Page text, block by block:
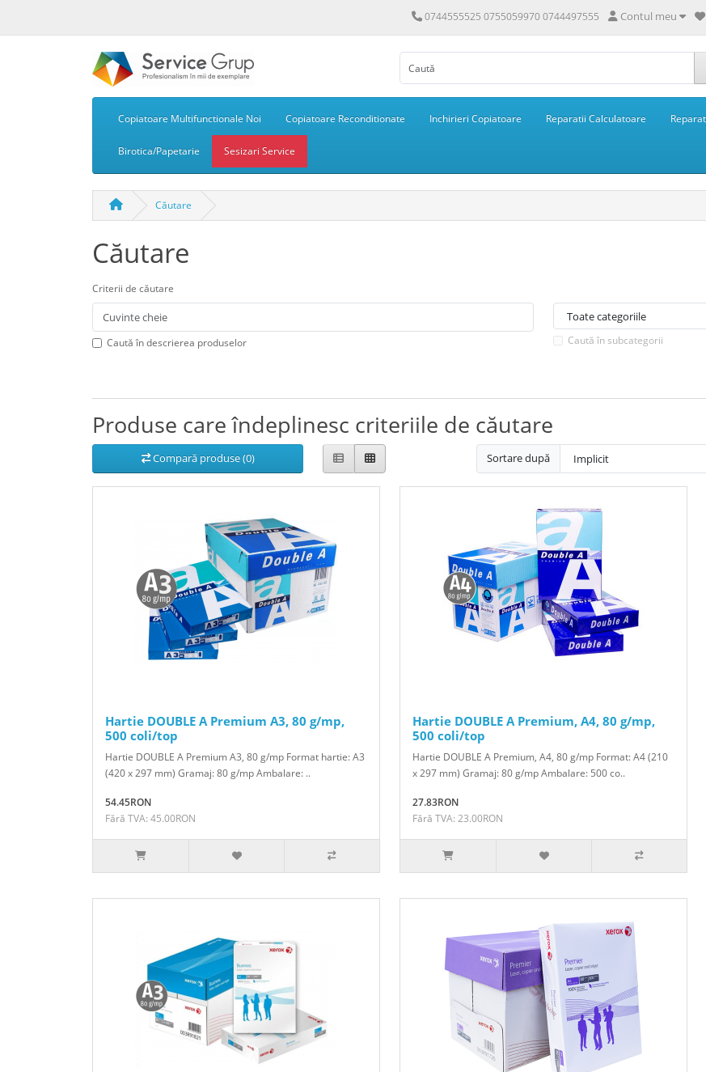
0744555525 0755059970 0744497555 Contul meu
Copiatoare Multifunctionale Noi Copiatoare Reconditionate Inchirieri Copiatoare Reparatii Calculatoare
Birotica/Papetarie Sesizari Service
Căutare
Căutare
Criterii de căutare
Caută în descrierea produselor Caută în subcategorii
Produse care îndeplinesc criteriile de căutare
Compară produse (0) Sortare după
Hartie DOUBLE A Premium A3, 80 g/mp,
500 coli/top
Hartie DOUBLE A Premium A3, 80 g/mp Format hartie: A3
(420 x 297 mm) Gramaj: 80 g/mp Ambalare: ..
54.45RON
Fără TVA: 45.00RON
Hartie DOUBLE A Premium, A4, 80 g/mp,
500 coli/top
Hartie DOUBLE A Premium, A4, 80 g/mp Format: A4 (210
x 297 mm) Gramaj: 80 g/mp Ambalare: 500 co..
27.83RON
Fără TVA: 23.00RON